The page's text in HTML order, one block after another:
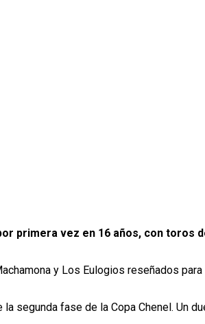
primera vez en 16 años, con toros
y Los Eulogios reseñados
segunda fase de la Copa Chenel. Un